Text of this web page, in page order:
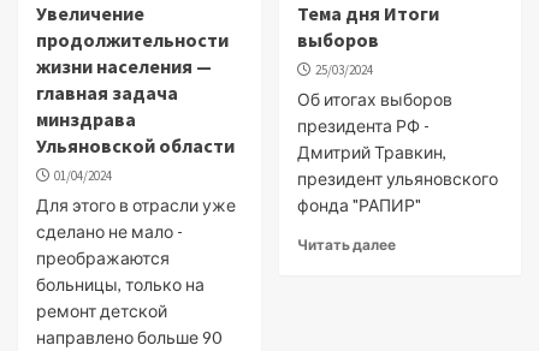
Увеличение
продолжительности
жизни населения —
главная задача
минздрава
Ульяновской области
01/04/2024
Для этого в отрасли уже
сделано не мало -
преображаются
больницы, только на
ремонт детской
направлено больше 90
Тема дня Итоги
выборов
25/03/2024
Об итогах выборов
президента РФ -
Дмитрий Травкин,
президент ульяновского
фонда "РАПИР"
Читать далее